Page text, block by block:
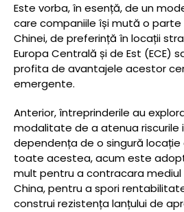
Este vorba, în esență, de un
care companiile își mută o
Chinei, de preferință în locații
Europa Centrală și de Est (ECE)
profita de avantajele acestor
emergente.
Anterior, întreprinderile au
modalitate de a atenua riscurile
dependența de o singură locație
toate acestea, acum este
mult pentru a contracara
China, pentru a spori
construi rezistența lanțului de